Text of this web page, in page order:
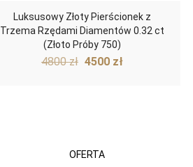
Luksusowy Złoty Pierścionek z
Trzema Rzędami Diamentów 0.32 ct
(Złoto Próby 750)
4800zł Pierwotna
4500 złAktualna
OFERTA